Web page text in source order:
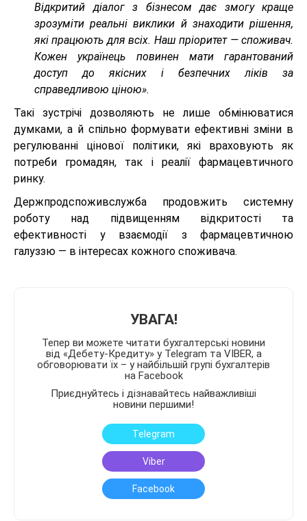
Відкритий діалог з бізнесом дає змогу краще
зрозуміти реальні виклики й знаходити рішення,
які працюють для всіх. Наш пріоритет — споживач.
Кожен українець повинен мати гарантований
доступ до якісних і безпечних ліків за
справедливою ціною».
Такі зустрічі дозволяють не лише обмінюватися
думками, а й спільно формувати ефективні зміни в
регулюванні цінової політики, які враховують як
потреби громадян, так і реалії фармацевтичного
ринку.
Держпродспоживслужба продовжить системну
роботу над підвищенням відкритості та
ефективності у взаємодії з фармацевтичною
галуззю — в інтересах кожного споживача.
УВАГА!
Тепер ви можете читати бухгалтерські новини
від «Дебету-Кредиту» у Telegram та VIBER, а
обговорювати їх – у найбільшій групі бухгалтерів
на Facebook
Приєднуйтесь і дізнавайтесь найважливіші
новини першими!
Telegram
Viber
Facebook